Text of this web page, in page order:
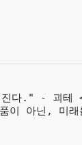
진다." - 괴테
이 아닌, 미래